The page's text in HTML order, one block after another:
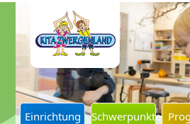
Einrichtung Schwerpunkte